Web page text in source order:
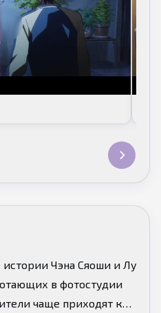
Чэна Сяоши и Лу
в фотостудии
чаще приходят к